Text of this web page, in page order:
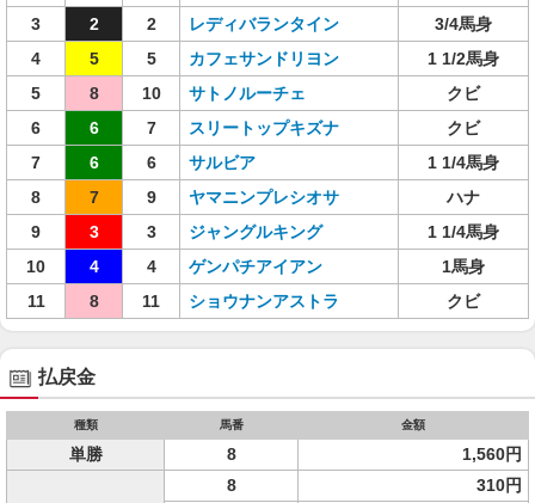
3
2 2 レディバランタイン
3/4馬身
4
5 5 カフェサンドリヨン
1 1/2馬身
5
8 10 サトノルーチェ
クビ
6
6 7 スリートップキズナ
クビ
7
6 6 サルビア
1 1/4馬身
8
7 9 ヤマニンプレシオサ
ハナ
9
3 3 ジャングルキング
1 1/4馬身
10
4 4 ゲンパチアイアン
1馬身
11
8 11 ショウナンアストラ クビ
払戻金
種類 馬番 金額
単勝 8 1,560円
8
310円